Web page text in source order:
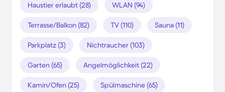
Haustier erlaubt (28) WLAN (94)
Terrasse/Balkon (82) TV (110) Sauna (11)
Parkplatz (3) Nichtraucher (103)
Garten (65) Angelmöglichkeit (22)
Kamin/Ofen (25) Spülmaschine (65)